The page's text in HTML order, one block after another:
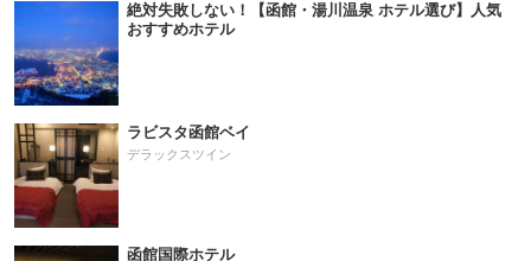
絶対失敗しない！【函館・湯川温泉 ホテル選び】人気
おすすめホテル
ラビスタ函館ベイ
デラックスツイン
函館国際ホテル